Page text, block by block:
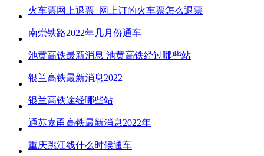
火车票网上退票_网上订的火车票怎么退票
南崇铁路2022年几月份通车
池黄高铁最新消息 池黄高铁经过哪些站
银兰高铁最新消息2022
银兰高铁途经哪些站
通苏嘉甬高铁最新消息2022年
重庆跳江线什么时候通车